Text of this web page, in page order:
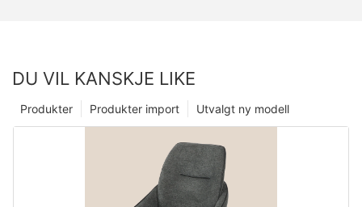
DU VIL KANSKJE LIKE
Utvalgt ny modell
Produkter import
Produkter